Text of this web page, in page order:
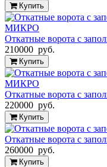
Купить
Откатные ворота с
210000 руб.
Купить
Откатные ворота с
220000 руб.
Купить
Откатные ворота с
260000 руб.
Купить